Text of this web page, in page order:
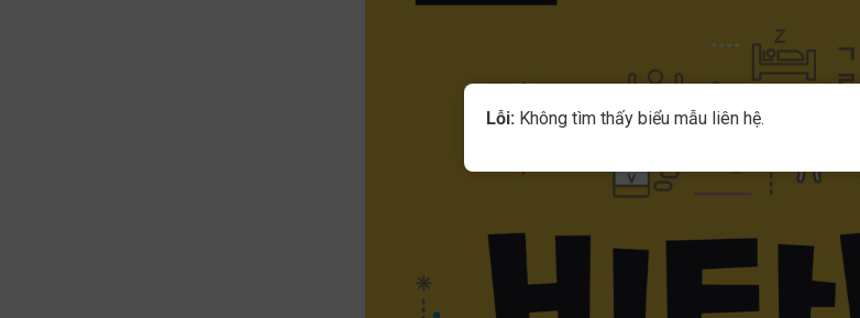
Lỗi: Không tìm thấy biểu mẫu liên hệ.